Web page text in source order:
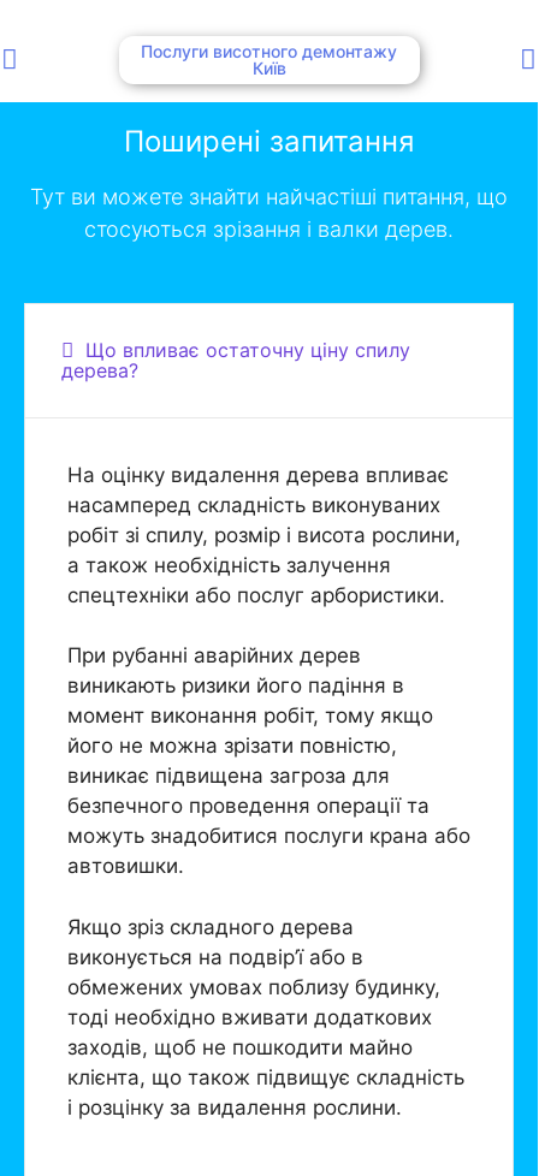
Послуги висотного демонтажу
Київ
Поширені запитання
Тут ви можете знайти найчастіші питання, що
стосуються зрізання і валки дерев.
Що впливає остаточну ціну спилу
дерева?
На оцінку видалення дерева впливає
насамперед складність виконуваних
робіт зі спилу, розмір і висота рослини,
а також необхідність залучення
спецтехніки або послуг арбористики.
При рубанні аварійних дерев
виникають ризики його падіння в
момент виконання робіт, тому якщо
його не можна зрізати повністю,
виникає підвищена загроза для
безпечного проведення операції та
можуть знадобитися послуги крана або
автовишки.
Якщо зріз складного дерева
виконується на подвір’ї або в
обмежених умовах поблизу будинку,
тоді необхідно вживати додаткових
заходів, щоб не пошкодити майно
клієнта, що також підвищує складність
і розцінку за видалення рослини.